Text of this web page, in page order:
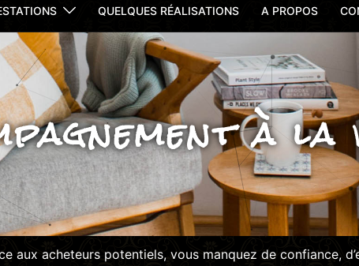
QUELQUES RÉALISATIONS A PROPOS
à la
aux acheteurs potentiels, vous manquez de confiance,